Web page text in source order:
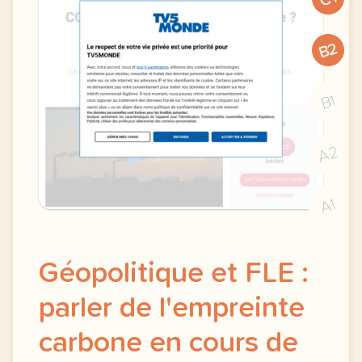
B2
B1
A2
A1
Géopolitique et FLE :
parler de l'empreinte
carbone en cours de